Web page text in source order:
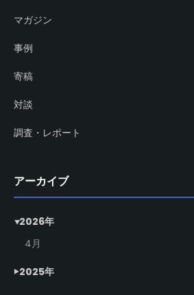
マガジン
事例
寄稿
対談
調査・レポート
アーカイブ
2026年
4月
2025年